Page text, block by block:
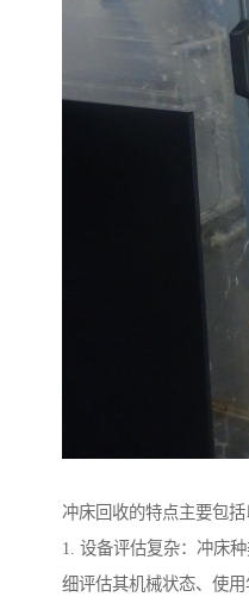
冲床回收的特点主要包括
1. 设备评估复杂：冲床
细评估其机械状态、使